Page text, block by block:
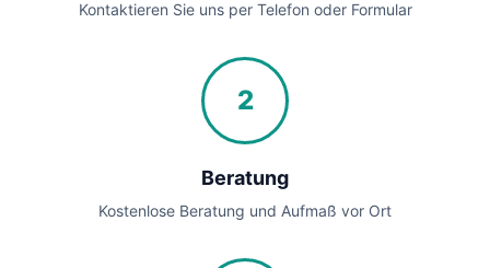
Kontaktieren Sie uns per Telefon oder Formular
2
Beratung
Kostenlose Beratung und Aufmaß vor Ort